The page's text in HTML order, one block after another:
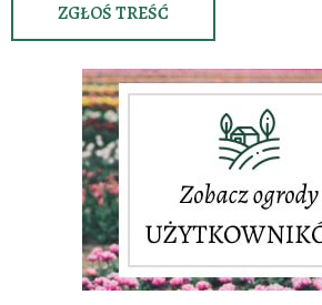
ZGŁOŚ TREŚĆ